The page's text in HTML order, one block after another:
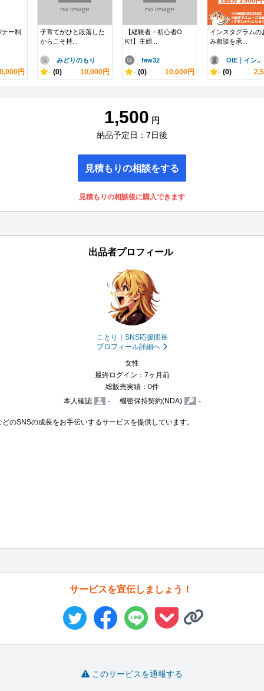
ナー制
円
子育てがひと段落した
からこそ持...
みどりのもり
- (0) 10,000円
【経験者・初心者O
K!!】主婦...
few32
- (0) 10,000円
インスタグラムの
み相談を承...
OIE｜イン..
- (0)
1,500 円
納品予定日：7日後
見積もりの相談をする
見積もりの相談後に購入できます
出品者プロフィール
ことり｜SNS応援団長
プロフィール詳細へ
女性
最終ログイン：7ヶ月前
総販売実績：0件
本人確認
- 機密保持契約(NDA) -
のSNSの成長をお手伝いするサービスを提供しています。
サービスを宣伝しましょう！
このサービスを通報する